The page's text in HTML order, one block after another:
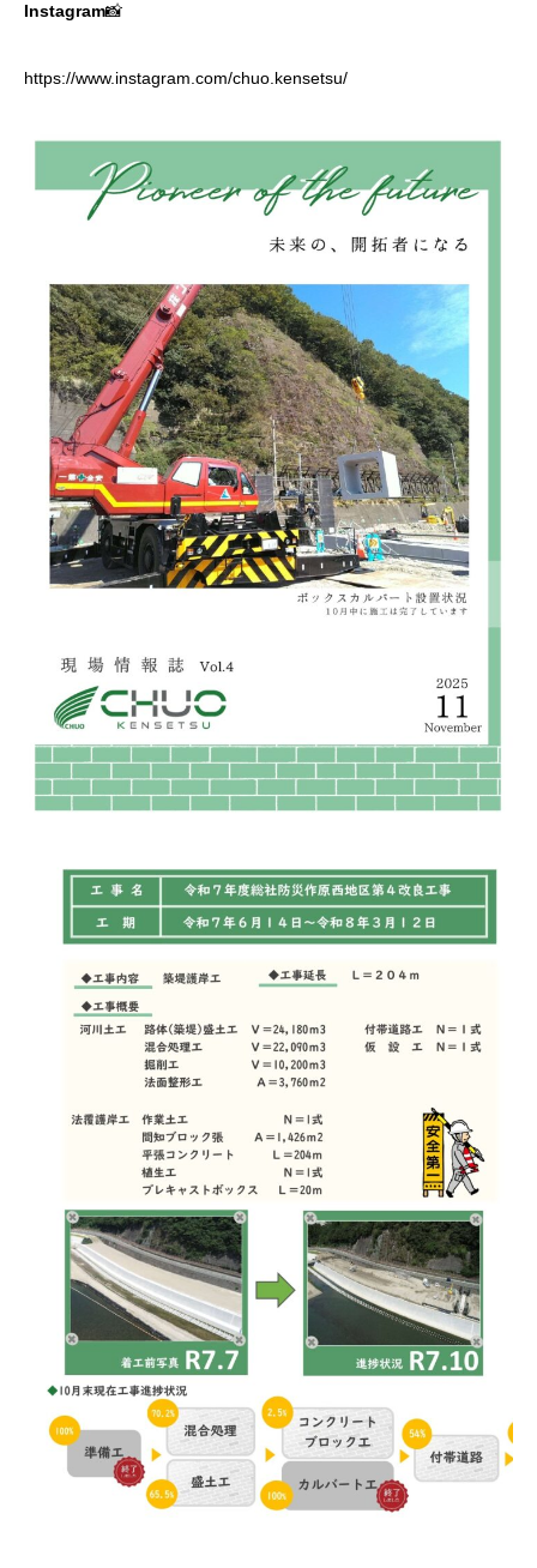
Instagram📸
https://www.instagram.com/chuo.kensetsu/